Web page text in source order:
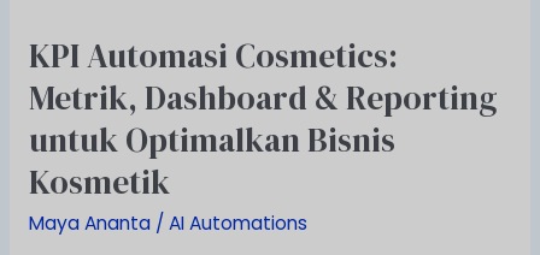
KPI Automasi Cosmetics:
Metrik, Dashboard & Reporting
untuk Optimalkan Bisnis
Kosmetik
Maya Ananta / AI Automations
Cosmetics:
Dashboard
&
untuk
Optimalkan